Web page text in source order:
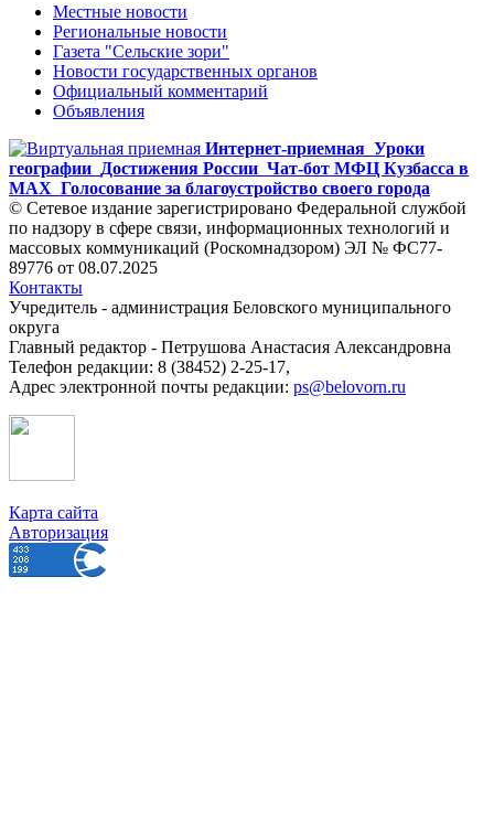
Местные новости
Региональные новости
Газета "Сельские зори"
Новости государственных органов
Официальный комментарий
Объявления
Интернет-приемная Уроки
географии Достижения России Чат-бот МФЦ Кузбасса в
MAX Голосование за благоустройство своего города
© Сетевое издание зарегистрировано Федеральной службой
по надзору в сфере связи, информационных технологий и
массовых коммуникаций (Роскомнадзором) ЭЛ № ФС77-
89776 от 08.07.2025
Контакты
Учредитель - администрация Беловского муниципального
округа
Главный редактор - Петрушова Анастасия Александровна
Телефон редакции: 8 (38452) 2-25-17,
Адрес электронной почты редакции: ps@belovorn.ru
Карта сайта
Авторизация